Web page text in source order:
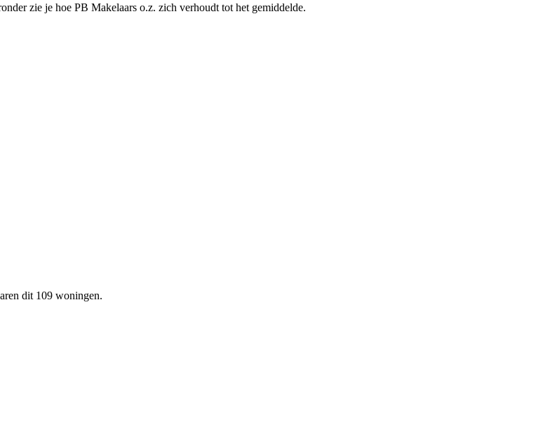
zie je hoe PB Makelaars o.z. zich verhoudt tot het gemiddelde.
dit 109 woningen.